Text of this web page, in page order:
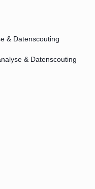
& Datenscouting
& Datenscouting